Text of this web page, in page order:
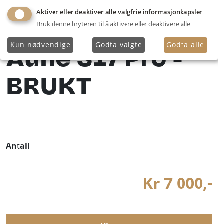
Aune S17 Pro -
BRUKT
Antall
Kr 7 000,-
Aktiver eller deaktiver alle valgfrie informasjonkapsler
Bruk denne bryteren til å aktivere eller deaktivere alle
Kun nødvendige Godta valgte Godta alle